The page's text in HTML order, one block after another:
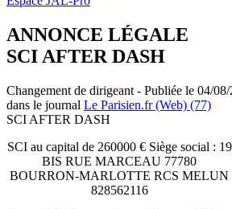
ANNONCE LÉGALE
SCI AFTER DASH
Changement de dirigeant - Publiée le 04/
dans le journal Le Parisien.fr (Web) (77)
SCI AFTER DASH
SCI au capital de 260000 € Siège social : 19
BIS RUE MARCEAU 77780
BOURRON-MARLOTTE RCS MELUN
828562116